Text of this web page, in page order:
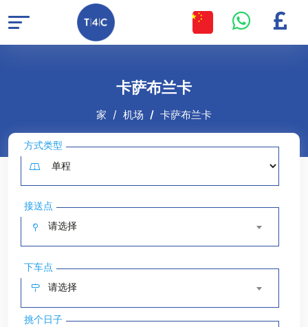
卡萨布兰卡
家 机场 卡萨布兰卡
方式类型
接送点
请选择
下车点
请选择
挑个日子